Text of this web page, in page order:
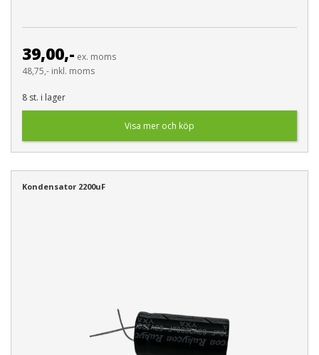
39,00,- ex. moms
48,75,- inkl. moms
8 st. i lager
Visa mer och köp
Kondensator 2200uF